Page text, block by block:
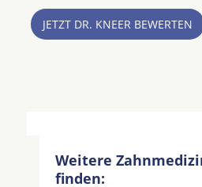
JETZT DR. KNEER BEWERTEN
Weitere
finden: